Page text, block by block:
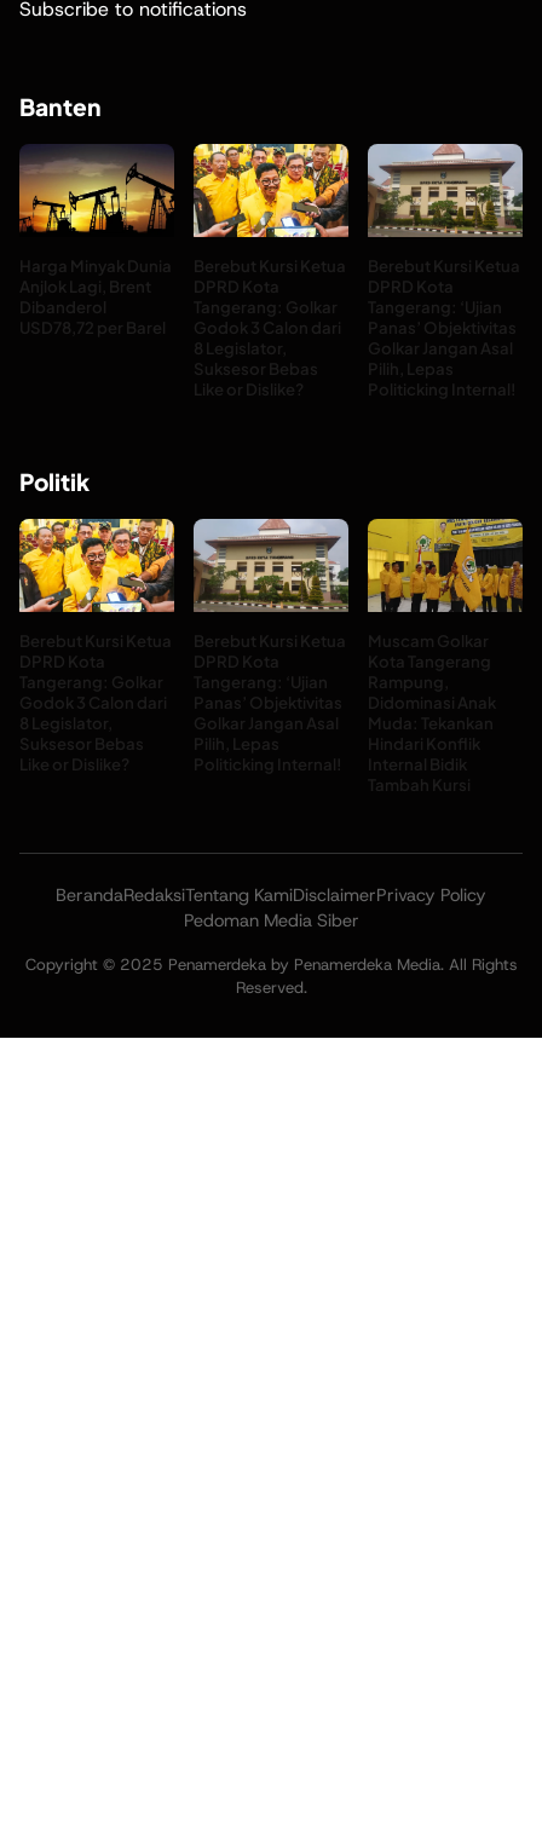
Subscribe to notifications
Banten
Harga Minyak Dunia
Anjlok Lagi, Brent
Dibanderol
USD78,72 per Barel
Berebut Kursi Ketua
DPRD Kota
Tangerang: Golkar
Godok 3 Calon dari
8 Legislator,
Suksesor Bebas
Like or Dislike?
Berebut Kursi Ketua
DPRD Kota
Tangerang: ‘Ujian
Panas’ Objektivitas
Golkar Jangan Asal
Pilih, Lepas
Politicking Internal!
Politik
Berebut Kursi Ketua
DPRD Kota
Tangerang: Golkar
Godok 3 Calon dari
8 Legislator,
Suksesor Bebas
Like or Dislike?
Berebut Kursi Ketua
DPRD Kota
Tangerang: ‘Ujian
Panas’ Objektivitas
Golkar Jangan Asal
Pilih, Lepas
Politicking Internal!
Muscam Golkar
Kota Tangerang
Rampung,
Didominasi Anak
Muda: Tekankan
Hindari Konflik
Internal Bidik
Tambah Kursi
BerandaRedaksiTentang KamiDisclaimerPrivacy Policy
Pedoman Media Siber
Copyright © 2025 Penamerdeka by Penamerdeka Media. All Rights
Reserved.